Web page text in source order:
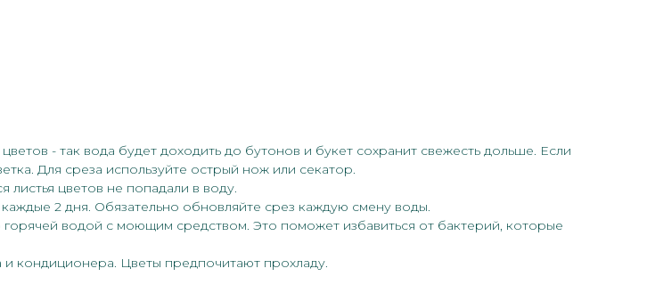
- так вода будет доходить до бутонов и букет сохранит свежесть дольше. Если
Для среза используйте острый нож или секатор.
листья цветов не попадали в воду.
2 дня. Обязательно обновляйте срез каждую смену воды.
водой с моющим средством. Это поможет избавиться от бактерий, которые
и кондиционера. Цветы предпочитают прохладу.